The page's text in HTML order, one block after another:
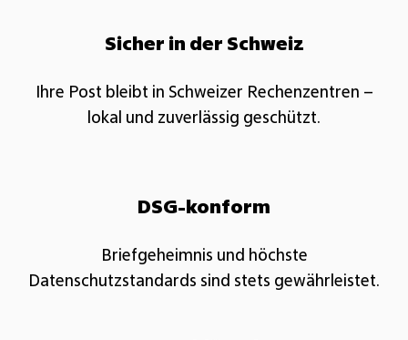
​Sicher in der Schweiz​
Ihre Post bleibt in Schweizer Rechenzentren –
lokal und zuverlässig geschützt.​
DSG-konform​
Briefgeheimnis und höchste
Datenschutzstandards sind stets gewährleistet.​